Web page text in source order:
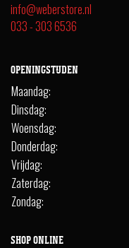
info@weberstore.nl
033 - 303 6536
OPENINGSTIJDEN
Maandag:
Dinsdag:
Woensdag:
Donderdag:
Vrijdag:
Zaterdag:
Zondag:
SHOP ONLINE